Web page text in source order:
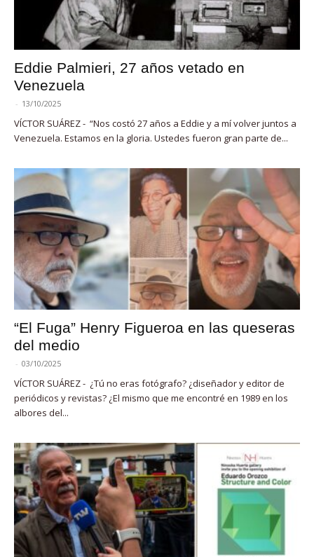
Eddie Palmieri, 27 años vetado en
Venezuela
- 13/10/2025
VÍCTOR SUÁREZ - “Nos costó 27 años a Eddie y a mí volver juntos a
Venezuela. Estamos en la gloria. Ustedes fueron gran parte de...
“El Fuga” Henry Figueroa en las queseras
del medio
- 03/10/2025
VÍCTOR SUÁREZ - ¿Tú no eras fotógrafo? ¿diseñador y editor de
periódicos y revistas? ¿El mismo que me encontré en 1989 en los
albores del...